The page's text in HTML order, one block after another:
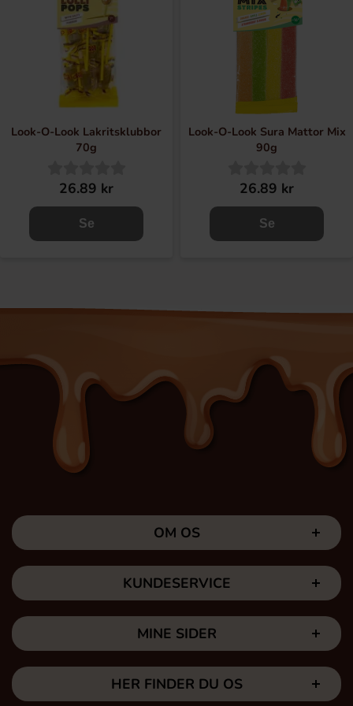
Look-O-Look Lakritsklubbor
70g
26.89 kr
Se
Look-O-Look Sura Mattor Mix
90g
26.89 kr
Se
OM OS
KUNDESERVICE
MINE SIDER
HER FINDER DU OS